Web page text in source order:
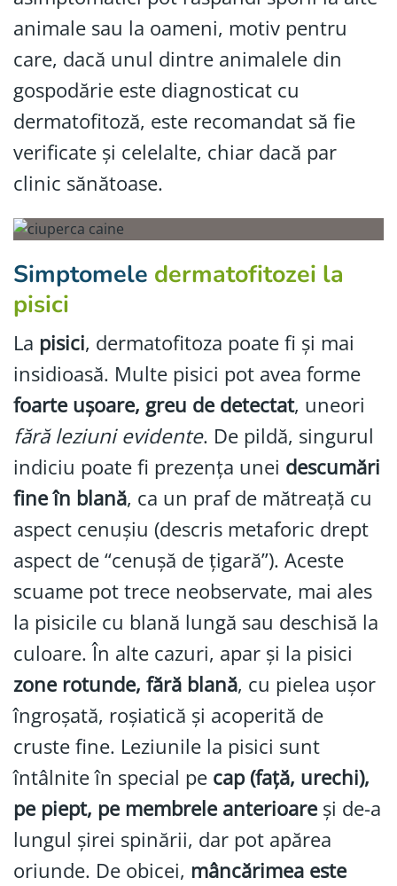
animale sau la oameni, motiv pentru
care, dacă unul dintre animalele din
gospodărie este diagnosticat cu
dermatofitoză, este recomandat să fie
verificate și celelalte, chiar dacă par
clinic sănătoase.
Simptomele dermatofitozei la
pisici
La pisici, dermatofitoza poate fi și mai
insidioasă. Multe pisici pot avea forme
foarte ușoare, greu de detectat, uneori
fără leziuni evidente. De pildă, singurul
indiciu poate fi prezența unei descumări
fine în blană, ca un praf de mătreață cu
aspect cenușiu (descris metaforic drept
aspect de “cenușă de țigară”). Aceste
scuame pot trece neobservate, mai ales
la pisicile cu blană lungă sau deschisă la
culoare. În alte cazuri, apar și la pisici
zone rotunde, fără blană, cu pielea ușor
îngroșată, roșiatică și acoperită de
cruste fine. Leziunile la pisici sunt
întâlnite în special pe cap (față, urechi),
pe piept, pe membrele anterioareși de-a
lungul șirei spinării, dar pot apărea
oriunde. De obicei, mâncărimea este